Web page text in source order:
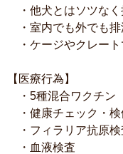
・他犬とはソツなく
・室内でも外でも排
・ケージやクレート
【医療行為】
・5種混合ワクチン
・健康チェック・検
・フィラリア抗原検
・血液検査